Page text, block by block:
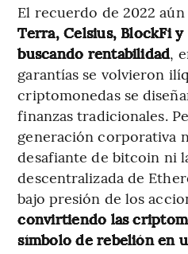
El recuerdo de 2022
Terra, Celsius, BlockFi
buscando rentabilidad,
garantías se volvieron
criptomonedas se
finanzas tradicionales.
generación corporativa
desafiante de bitcoin ni
descentralizada de
bajo presión de los
convirtiendo las
símbolo de rebelión en